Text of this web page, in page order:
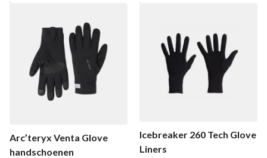
Arc’teryx Venta Glove
handschoenen
Icebreaker 260 Tech Glove
Liners